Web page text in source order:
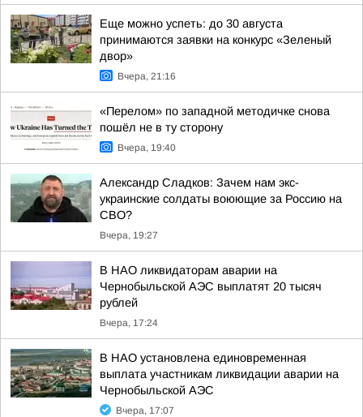
Еще можно успеть: до 30 августа
принимаются заявки на конкурс «Зеленый
двор»
Вчера, 21:16
«Перелом» по западной методичке снова
пошёл не в ту сторону
Вчера, 19:40
Александр Сладков: Зачем нам экс-
украинские солдаты воюющие за Россию на
СВО?
Вчера, 19:27
В НАО ликвидаторам аварии на
Чернобыльской АЭС выплатят 20 тысяч
рублей
Вчера, 17:24
В НАО установлена единовременная
выплата участникам ликвидации аварии на
Чернобыльской АЭС
Вчера, 17:07